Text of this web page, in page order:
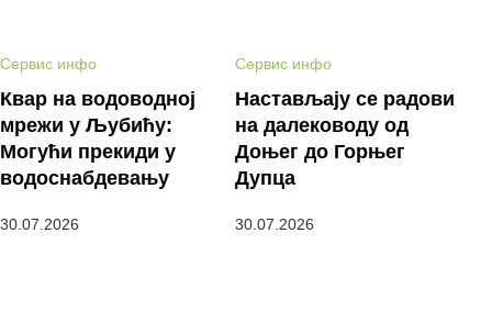
Сервис инфо
Квар на водоводној
мрежи у Љубићу:
Могући прекиди у
водоснабдевању
30.07.2026
Сервис инфо
Настављају се радови
на далеководу од
Доњег до Горњег
Дупца
30.07.2026